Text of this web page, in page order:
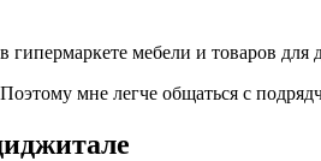
мебели и товаров
мне легче общаться с